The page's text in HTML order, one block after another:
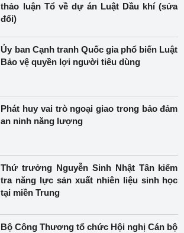
thảo luận Tổ về dự án Luật Dầu khí (sửa
đổi)
Ủy ban Cạnh tranh Quốc gia phổ biến Luật
Bảo vệ quyền lợi người tiêu dùng
Phát huy vai trò ngoại giao trong bảo đảm
an ninh năng lượng
Thứ trưởng Nguyễn Sinh Nhật Tân kiểm
tra năng lực sản xuất nhiên liệu sinh học
tại miền Trung
Bộ Công Thương tổ chức Hội nghị Cán bộ